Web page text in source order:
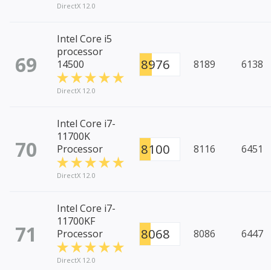
DirectX 12.0
69
Intel Core i5
processor
14500
DirectX 12.0
8976 8189 6138
70
Intel Core i7-
11700K
Processor
DirectX 12.0
8100 8116 6451
71
Intel Core i7-
11700KF
Processor
DirectX 12.0
8068 8086 6447